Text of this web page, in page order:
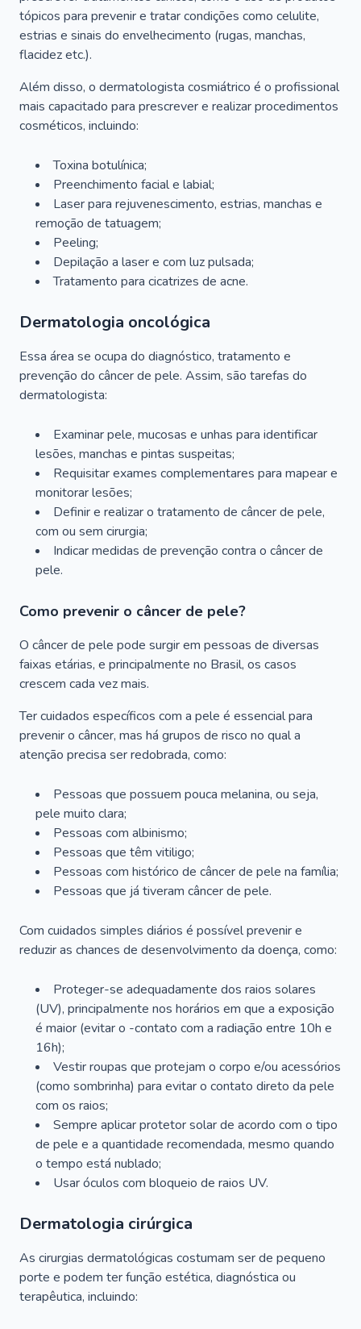
tópicos para prevenir e tratar condições como celulite,
estrias e sinais do envelhecimento (rugas, manchas,
flacidez etc.).
Além disso, o dermatologista cosmiátrico é o profissional
mais capacitado para prescrever e realizar procedimentos
cosméticos, incluindo:
Toxina botulínica;
Preenchimento facial e labial;
Laser para rejuvenescimento, estrias, manchas e
remoção de tatuagem;
Peeling;
Depilação a laser e com luz pulsada;
Tratamento para cicatrizes de acne.
Dermatologia oncológica
Essa área se ocupa do diagnóstico, tratamento e
prevenção do câncer de pele. Assim, são tarefas do
dermatologista:
Examinar pele, mucosas e unhas para identificar
lesões, manchas e pintas suspeitas;
Requisitar exames complementares para mapear e
monitorar lesões;
Definir e realizar o tratamento de câncer de pele,
com ou sem cirurgia;
Indicar medidas de prevenção contra o câncer de
pele.
Como prevenir o câncer de pele?
O câncer de pele pode surgir em pessoas de diversas
faixas etárias, e principalmente no Brasil, os casos
crescem cada vez mais.
Ter cuidados específicos com a pele é essencial para
prevenir o câncer, mas há grupos de risco no qual a
atenção precisa ser redobrada, como:
Pessoas que possuem pouca melanina, ou seja,
pele muito clara;
Pessoas com albinismo;
Pessoas que têm vitiligo;
Pessoas com histórico de câncer de pele na família;
Pessoas que já tiveram câncer de pele.
Com cuidados simples diários é possível prevenir e
reduzir as chances de desenvolvimento da doença, como:
Proteger-se adequadamente dos raios solares
(UV), principalmente nos horários em que a exposição
é maior (evitar o -contato com a radiação entre 10h e
16h);
Vestir roupas que protejam o corpo e/ou acessórios
(como sombrinha) para evitar o contato direto da pele
com os raios;
Sempre aplicar protetor solar de acordo com o tipo
de pele e a quantidade recomendada, mesmo quando
o tempo está nublado;
Usar óculos com bloqueio de raios UV.
Dermatologia cirúrgica
As cirurgias dermatológicas costumam ser de pequeno
porte e podem ter função estética, diagnóstica ou
terapêutica, incluindo: